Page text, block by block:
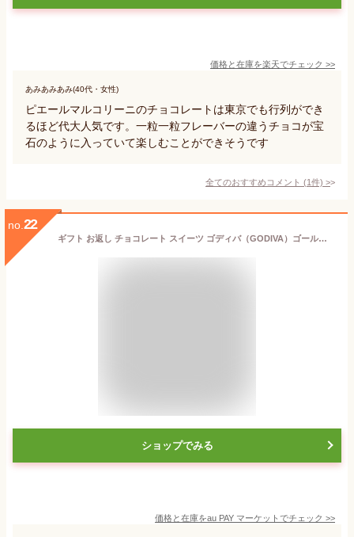
価格と在庫を楽天でチェック >>
あみあみあみ(40代・女性)
ピエールマルコリーニのチョコレートは東京でも行列ができ
るほど代大人気です。一粒一粒フレーバーの違うチョコが宝
石のように入っていて楽しむことができそうです
全てのおすすめコメント (1件) >
no. 22
ギフト お返し チョコレート スイーツ ゴディバ（GODIVA）ゴールド コレクション（20粒入）
ショップでみる
価格と在庫をau PAY マーケット でチェック >>